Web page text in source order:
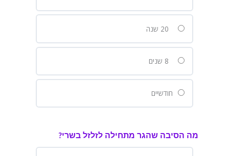
חודשיים
מה הסיבה שהגר מתחילה לזלזל בשרי?